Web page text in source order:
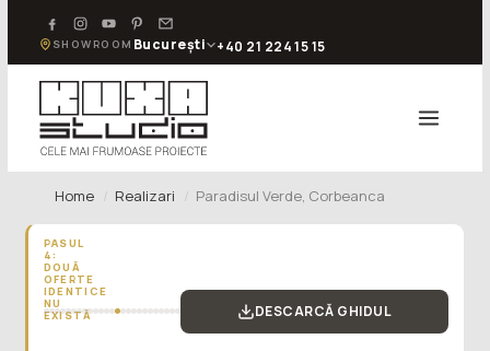
SHOWROOM București +40 21 224 15 15
Home Realizari Paradisul Verde, Corbeanca
PASUL
4:
DOUĂ
OFERTE
IDENTICE
NU
EXISTĂ
DESCARCĂ GHIDUL